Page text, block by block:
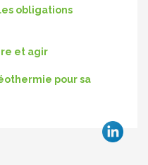
obligations
et agir
pour sa